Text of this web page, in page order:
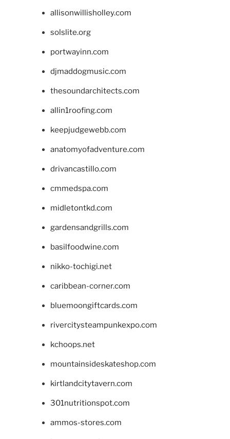
allisonwillisholley.com
solslite.org
portwayinn.com
djmaddogmusic.com
thesoundarchitects.com
allin1roofing.com
keepjudgewebb.com
anatomyofadventure.com
drivancastillo.com
cmmedspa.com
midletontkd.com
gardensandgrills.com
basilfoodwine.com
nikko-tochigi.net
caribbean-corner.com
bluemoongiftcards.com
rivercitysteampunkexpo.com
kchoops.net
mountainsideskateshop.com
kirtlandcitytavern.com
301nutritionspot.com
ammos-stores.com